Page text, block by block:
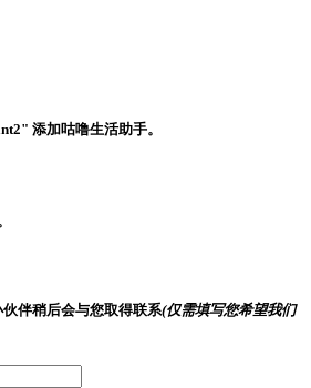
" 添加咕噜生活助手。
伴稍后会与您取得联系(仅需填写您希望我们